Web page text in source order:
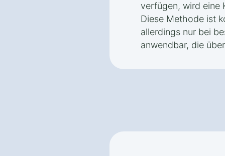
verfügen, wird eine
Diese Methode ist
allerdings nur bei
anwendbar, die